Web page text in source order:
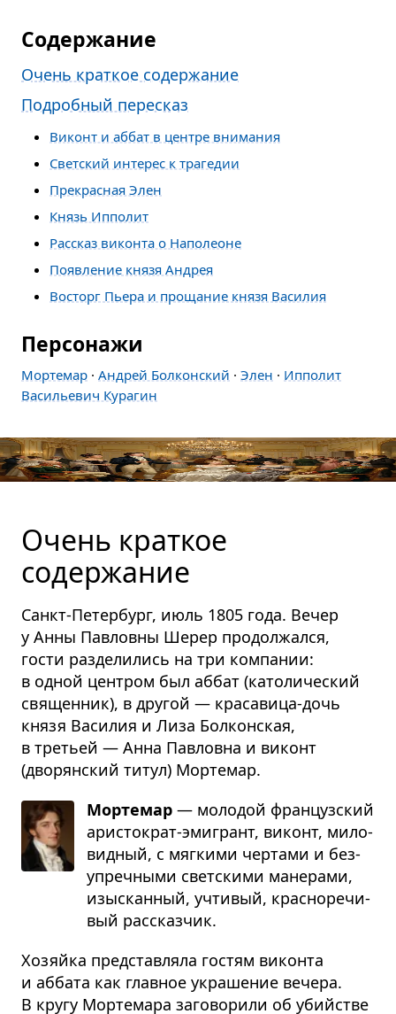
Содержание
Очень краткое содержание
Подробный пересказ
Виконт и аббат в центре внимания
Светский интерес к трагедии
Прекрасная Элен
Князь Ипполит
Рассказ виконта о Наполеоне
Появление князя Андрея
Восторг Пьера и прощание князя Василия
Персонажи
Мортемар · Андрей Болконский · Элен · Ипполит
Васильевич Курагин
Очень краткое
содержание
Санкт-Петербург, июль 1805 года. Вечер
у Анны Павловны Шерер продолжался,
гости разделились на три компании:
в одной центром был аббат (католический
священник), в другой — красавица-дочь
князя Василия и Лиза Болконская,
в третьей — Анна Павловна и виконт
(дворянский титул) Мортемар.
Мортемар — моло­дой фран­цуз­ский
ари­сто­крат-эми­грант, виконт, мило­
вид­ный, с мяг­кими чер­тами и без­
упреч­ными свет­скими мане­рами,
изыс­кан­ный, учти­вый, крас­но­ре­чи­
вый рас­сказ­чик.
Хозяйка представляла гостям виконта
и аббата как главное украшение вечера.
В кругу Мортемара заговорили об убийстве